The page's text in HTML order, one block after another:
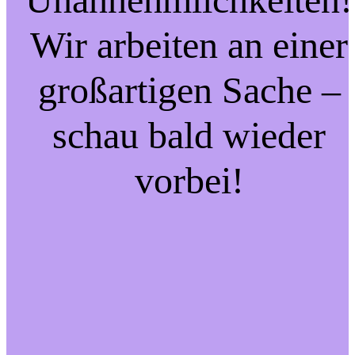
Wir arbeiten an einer
großartigen Sache –
schau bald wieder
vorbei!